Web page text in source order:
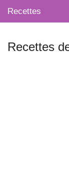
Recettes
Recettes